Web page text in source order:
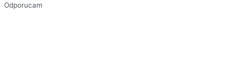
Odporucam